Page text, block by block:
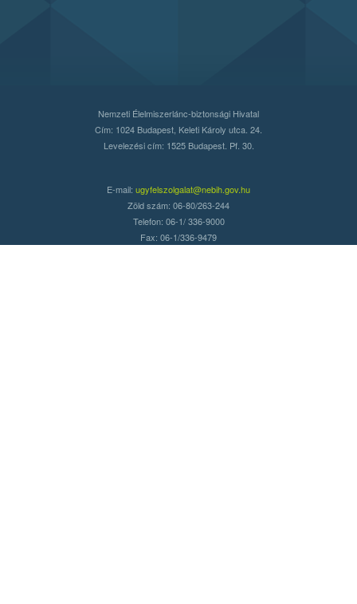
Nemzeti Élelmiszerlánc-biztonsági Hivatal
Cím: 1024 Budapest, Keleti Károly utca. 24.
Levelezési cím: 1525 Budapest. Pf. 30.
E-mail: ugyfelszolgalat@nebih.gov.hu
Zöld szám: 06-80/263-244
Telefon: 06-1/ 336-9000
Fax: 06-1/336-9479